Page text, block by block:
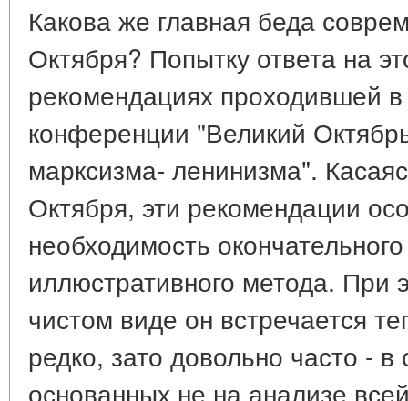
Какова же главная беда
Октября? Попытку ответа на
рекомендациях проходившей
конференции "Великий
марксизма- ленинизма".
Октября, эти рекомендации
необходимость
иллюстративного метода. При
чистом виде он встречается
редко, зато довольно часто -
основанных не на анализе